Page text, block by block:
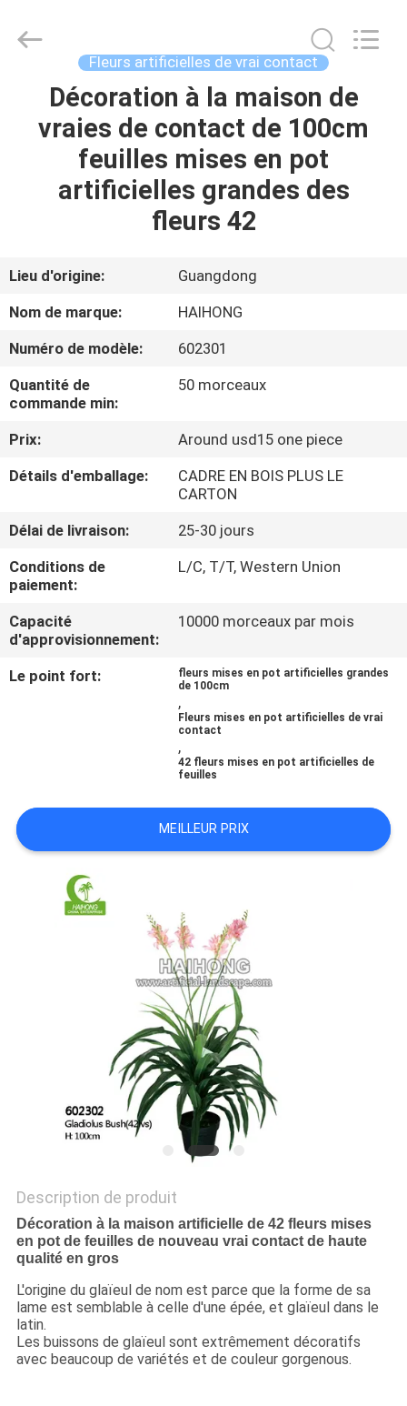
MAISON
PRODUITS
À
PROPOS
NOUS
DE
L'USINE
CONTRÔLE
QUALITÉ
CONTACTEZ-
AFFAIRES
DEMANDEZ
POLITIQUE
CONFIDENTIALITÉ
Developed
Fleurs artificielles de vrai contact
Décoration à la maison de
vraies de contact de 100cm
feuilles mises en pot
artificielles grandes des
fleurs 42
Lieu d'origine:
Guangdong
Nom de marque:
HAIHONG
Numéro de modèle:
602301
Quantité de
commande min:
50 morceaux
Prix:
Around usd15 one piece
Détails d'emballage:
CADRE EN BOIS PLUS LE
CARTON
Délai de livraison:
25-30 jours
Conditions de
paiement:
L/C, T/T, Western Union
Capacité
d'approvisionnement:
10000 morceaux par mois
Le point fort:
fleurs mises en pot artificielles grandes
de 100cm
,
Fleurs mises en pot artificielles de vrai
contact
,
42 fleurs mises en pot artificielles de
feuilles
MEILLEUR PRIX
Description de produit
Décoration à la maison artificielle de 42 fleurs mises
en pot de feuilles de nouveau vrai contact de haute
qualité en gros
L'origine du glaïeul de nom est parce que la forme de sa
lame est semblable à celle d'une épée, et glaïeul dans le
latin.
Les buissons de glaïeul sont extrêmement décoratifs
avec beaucoup de variétés et de couleur gorgenous.